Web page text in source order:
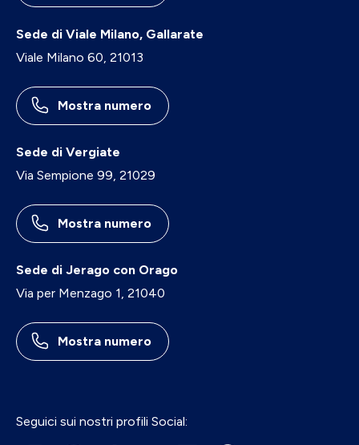
Sede di Viale Milano, Gallarate
Viale Milano 60, 21013
Mostra numero
Sede di Vergiate
Via Sempione 99, 21029
Mostra numero
Sede di Jerago con Orago
Via per Menzago 1, 21040
Mostra numero
Seguici sui nostri profili Social: